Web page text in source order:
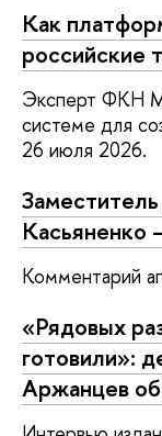
Как
российские
Эксперт ФКН
системе для
26 июля 2026.
Касьяненко
Комментарий
«Рядовых
готовили»:
Аржанцев